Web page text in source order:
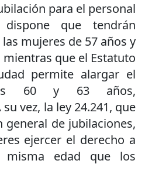
para el personal
dispone que tendrán
mujeres de 57 años y
que el Estatuto
permite alargar el
60 y 63 años,
vez, la ley 24.241, que
general de jubilaciones,
ejercer el derecho a
edad que los